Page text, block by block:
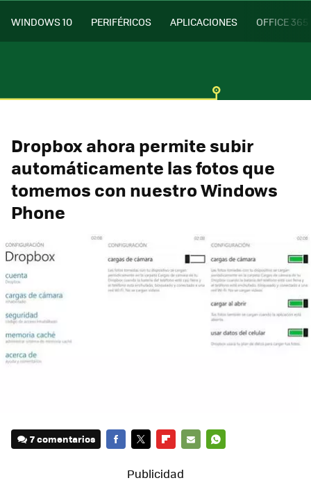
WINDOWS 10 PERIFÉRICOS APLICACIONES OFFICE 365
Dropbox ahora permite subir
automáticamente las fotos que
tomemos con nuestro Windows
Phone
7 comentarios
MAIL